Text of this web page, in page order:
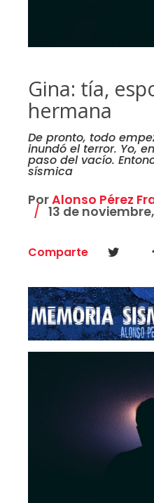
Gina: tía,
hermana
De pronto, todo
inundó el terror. Yo,
paso del vacío.
sísmica
PorAlonso Pérez
13 de
Comparte